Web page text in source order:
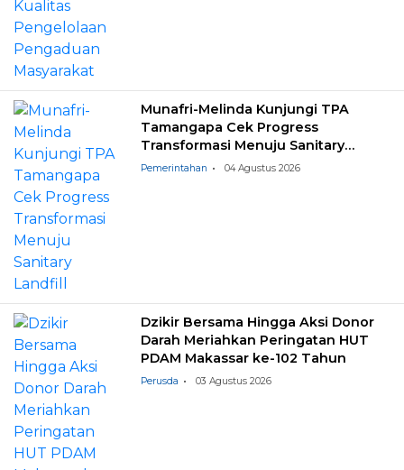
Munafri-Melinda Kunjungi TPA
Tamangapa Cek Progress
Transformasi Menuju Sanitary
Landfill
Pemerintahan 04 Agustus 2026
Dzikir Bersama Hingga Aksi Donor
Darah Meriahkan Peringatan HUT
PDAM Makassar ke-102 Tahun
Perusda 03 Agustus 2026